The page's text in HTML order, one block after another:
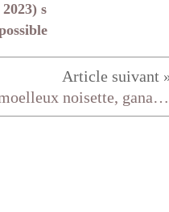
s
Crousti-moelleux noisette, ganache chocolat, griottines de Fougerolles